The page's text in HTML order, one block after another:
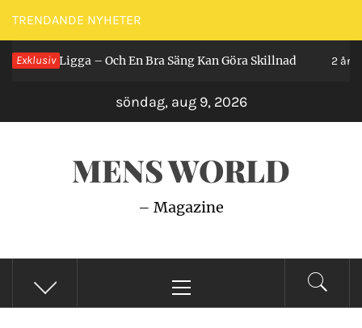
Hoppa
till
innehåll
TRENDANDE NYHETER
Exklusiv
Man Ligga – Och En Bra Säng Kan Göra Skillnad 2 år sedan
söndag, aug 9, 2026
MENS WORLD
– Magazine
meny